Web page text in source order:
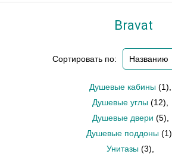
Bravat
Сортировать по: Названию
Душевые кабины (1)
Душевые углы (12)
Душевые двери (5)
Душевые поддоны (1)
Унитазы (3)